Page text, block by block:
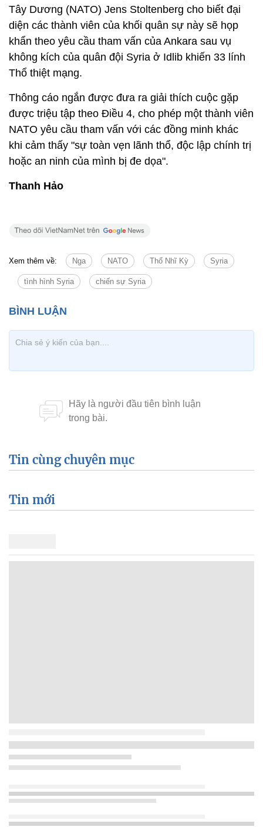
Tây Dương (NATO) Jens Stoltenberg cho biết đại
diện các thành viên của khối quân sự này sẽ họp
khẩn theo yêu cầu tham vấn của Ankara sau vụ
không kích của quân đội Syria ở Idlib khiến 33 lính
Thổ thiệt mạng.
Thông cáo ngắn được đưa ra giải thích cuộc gặp
được triệu tập theo Điều 4, cho phép một thành viên
NATO yêu cầu tham vấn với các đồng minh khác
khi cảm thấy "sự toàn vẹn lãnh thổ, độc lập chính trị
hoặc an ninh của mình bị đe dọa".
Thanh Hảo
Xem thêm về: Nga NATO Thổ Nhĩ Kỳ Syria
tình hình Syria chiến sự Syria
Tin cùng chuyên mục
Tin mới